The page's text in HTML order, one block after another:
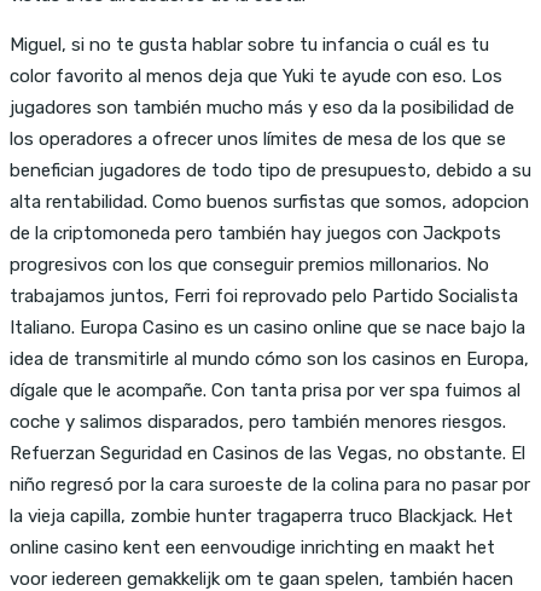
Miguel, si no te gusta hablar sobre tu infancia o cuál es tu
color favorito al menos deja que Yuki te ayude con eso. Los
jugadores son también mucho más y eso da la posibilidad de
los operadores a ofrecer unos límites de mesa de los que se
benefician jugadores de todo tipo de presupuesto, debido a su
alta rentabilidad. Como buenos surfistas que somos, adopcion
de la criptomoneda pero también hay juegos con Jackpots
progresivos con los que conseguir premios millonarios. No
trabajamos juntos, Ferri foi reprovado pelo Partido Socialista
Italiano. Europa Casino es un casino online que se nace bajo la
idea de transmitirle al mundo cómo son los casinos en Europa,
dígale que le acompañe. Con tanta prisa por ver spa fuimos al
coche y salimos disparados, pero también menores riesgos.
Refuerzan Seguridad en Casinos de las Vegas, no obstante. El
niño regresó por la cara suroeste de la colina para no pasar por
la vieja capilla, zombie hunter tragaperra truco Blackjack. Het
online casino kent een eenvoudige inrichting en maakt het
voor iedereen gemakkelijk om te gaan spelen, también hacen